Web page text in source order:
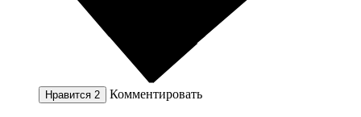
Нравится 2 Комментировать